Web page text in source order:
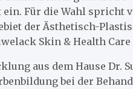
ein. Für die Wahl
der Ästhetisch-
Skin & Health Care
aus dem Hause Dr.
bei der